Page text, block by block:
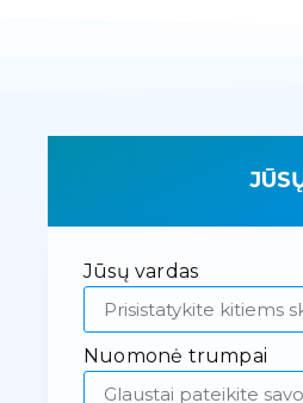
Jūsų vardas
Nuomonė trumpai